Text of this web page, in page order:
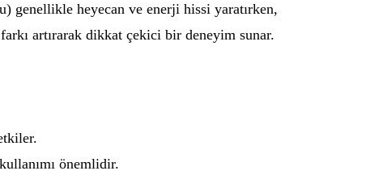
genellikle heyecan ve enerji hissi yaratırken,
artırarak dikkat çekici bir deneyim sunar.
önemlidir.